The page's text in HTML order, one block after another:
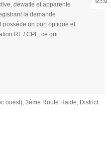
déwatté et apparente
la demande
possède un port optique et
RF / CPL, ce qui
ouest), 3ème Route Haide, District